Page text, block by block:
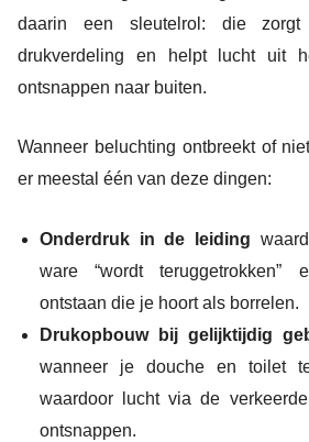
daarin een sleutelrol: die
drukverdeling en helpt lucht uit
ontsnappen naar buiten.
Wanneer beluchting ontbreekt of
er meestal één van deze dingen:
Onderdruk in de leiding
ware “wordt teruggetrokken”
ontstaan die je hoort als borrelen.
Drukopbouw bij gelijktijdig
wanneer je douche en toilet
waardoor lucht via de
ontsnappen.